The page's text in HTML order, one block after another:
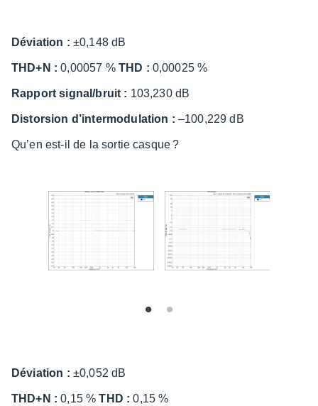
Dévia­tion : ±0,148 dB
THD+N : 0,00057 % THD : 0,00025 %
Rapport signal/bruit : 103,230 dB
Distor­sion d’in­ter­mo­du­la­tion : –100,229 dB
Qu’en est-il de la sortie casque ?
Dévia­tion : ±0,052 dB
THD+N : 0,15 %THD :0,15 %